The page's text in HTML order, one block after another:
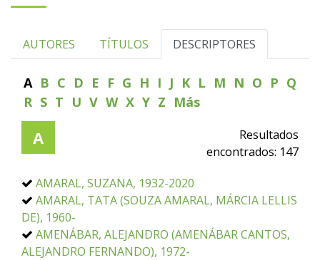
AUTORES TÍTULOS DESCRIPTORES
A B C D E F G H I J K L M N O P Q
R S T U V W X Y Z Más
A
Resultados
encontrados: 147
AMARAL, SUZANA, 1932-2020
AMARAL, TATA (SOUZA AMARAL, MÁRCIA LELLIS
DE), 1960-
AMENÁBAR, ALEJANDRO (AMENÁBAR CANTOS,
ALEJANDRO FERNANDO), 1972-